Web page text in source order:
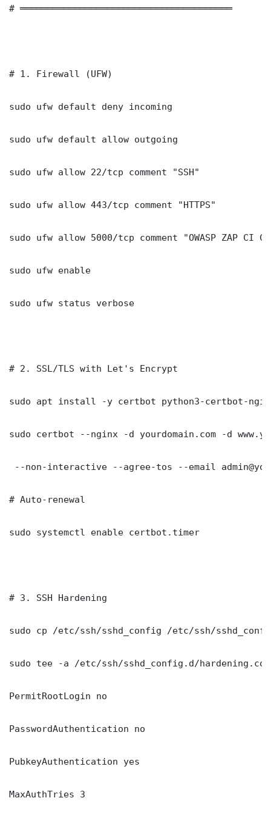
# ═══════════════════════════════════════
# 1. Firewall (UFW)
sudo ufw default deny incoming
sudo ufw default allow outgoing
sudo ufw allow 22/tcp comment "SSH"
sudo ufw allow 443/tcp comment "HTTPS"
sudo ufw allow 5000/tcp comment "OWASP ZAP CI
sudo ufw enable
sudo ufw status verbose
# 2. SSL/TLS with Let's Encrypt
sudo apt install -y certbot python3-certbot-
sudo certbot --nginx -d yourdomain.com -d
--non-interactive --agree-tos --email
# Auto-renewal
sudo systemctl enable certbot.timer
# 3. SSH Hardening
sudo cp /etc/ssh/sshd_config /etc/ssh/
sudo tee -a /etc/ssh/sshd_config.d/
PermitRootLogin no
PasswordAuthentication no
PubkeyAuthentication yes
MaxAuthTries 3